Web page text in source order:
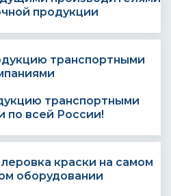
продукции
транспортными
по всей России!